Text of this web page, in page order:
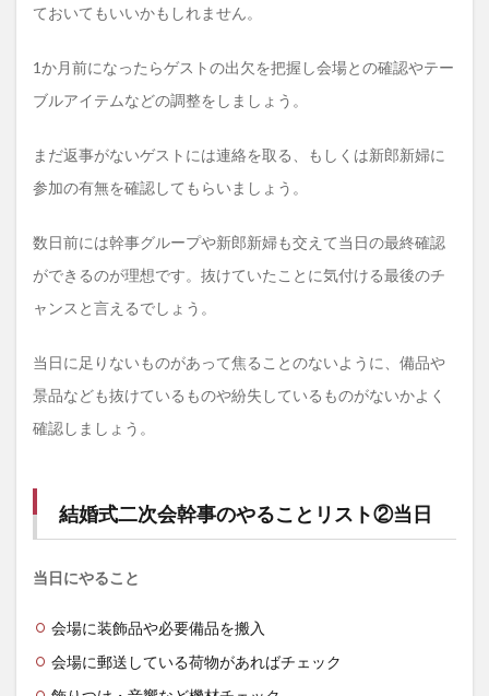
ておいてもいいかもしれません。
1か月前になったらゲストの出欠を把握し会場との確認やテー
ブルアイテムなどの調整をしましょう。
まだ返事がないゲストには連絡を取る、もしくは新郎新婦に
参加の有無を確認してもらいましょう。
数日前には幹事グループや新郎新婦も交えて当日の最終確認
ができるのが理想です。抜けていたことに気付ける最後のチ
ャンスと言えるでしょう。
当日に足りないものがあって焦ることのないように、備品や
景品なども抜けているものや紛失しているものがないかよく
確認しましょう。
結婚式二次会幹事のやることリスト②当日
当日にやること
会場に装飾品や必要備品を搬入
会場に郵送している荷物があればチェック